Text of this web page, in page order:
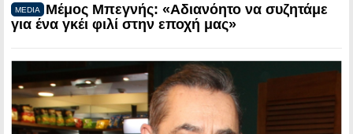
MEDIA
Μέμος Μπεγνής: «Αδιανόητο να συζητάμε
για ένα γκέι φιλί στην εποχή μας»